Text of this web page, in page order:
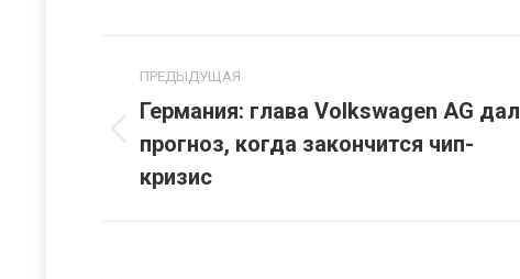
по
записям
ПРЕДЫДУЩАЯ
Предыдущая
запись:
Германия: глава Volkswagen AG дал
прогноз, когда закончится чип-
кризис